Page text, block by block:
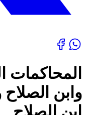
المحاكمات
وابن